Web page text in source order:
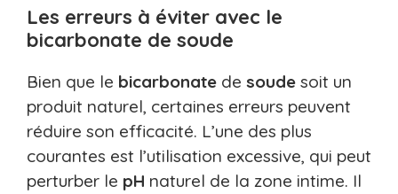
Les erreurs à éviter avec le
bicarbonate de soude
Bien que le bicarbonate de soude soit un
produit naturel, certaines erreurs peuvent
réduire son efficacité. L’une des plus
courantes est l’utilisation excessive, qui peut
perturber le pH naturel de la zone intime. Il